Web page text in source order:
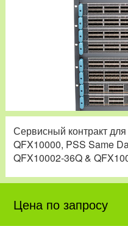
Сервисный контракт
QFX10000, PSS Same
QFX10002-36Q &
Цена по запросу